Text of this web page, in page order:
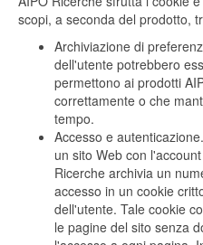
scopi, a seconda del prodotto,
Archiviazione di
dell'utente potrebbero
permettono ai prodotti
correttamente o che
tempo.
Accesso e
un sito Web con
Ricerche archivia un
accesso in un cookie
dell'utente. Tale cookie
le pagine del sito senza